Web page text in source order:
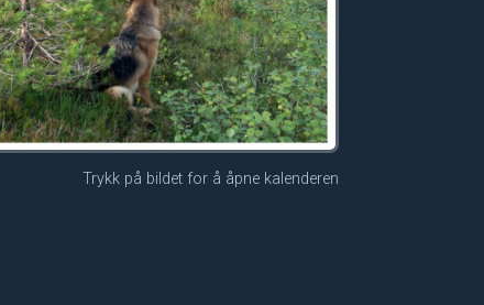
Trykk på bildet for å åpne kalenderen